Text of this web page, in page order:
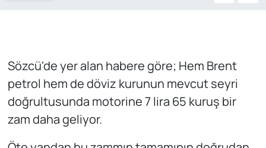
Sözcü'de yer alan habere göre; Hem Brent
petrol hem de döviz kurunun mevcut seyri
doğrultusunda motorine 7 lira 65 kuruş bir
zam daha geliyor.